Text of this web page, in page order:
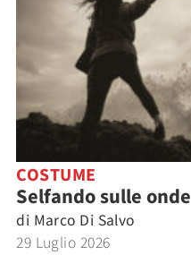
COSTUME
Selfando sulle onde
di Marco Di Salvo
29 Luglio 2026